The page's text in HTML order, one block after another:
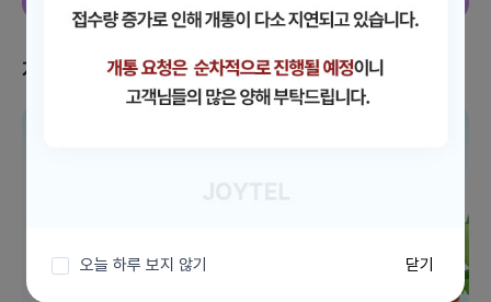
지금 받을 수 있는 혜택 이벤트 더보기
오늘 하루 보지 않기 닫기